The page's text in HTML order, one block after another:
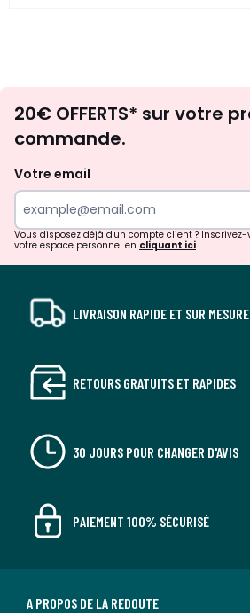
20€ OFFERTS* sur votre
commande.
Votre email
Vous disposez déjà d'un compte client ?
votre espace personnel en cliquant ici
LIVRAISON RAPIDE ET SUR
RETOURS GRATUITS ET RAPIDES
30 JOURS POUR CHANGER D'AVIS
PAIEMENT 100% SÉCURISÉ
A PROPOS DE LA REDOUTE